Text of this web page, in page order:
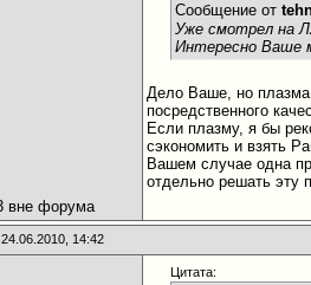
Сообщение от
Уже смотрел на
Интересно Ваше
Дело Ваше, но плазма
посредственного
Если плазму, я бы
сэкономить и взять
Вашем случае одна
отдельно решать эту
24.06.2010, 14:42
Цитата: